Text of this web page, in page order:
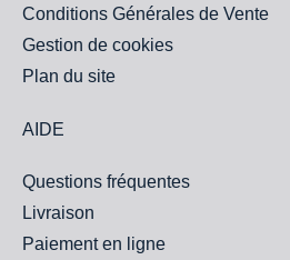
Conditions Générales de Vente
Gestion de cookies
Plan du site
AIDE
Questions fréquentes
Livraison
Paiement en ligne